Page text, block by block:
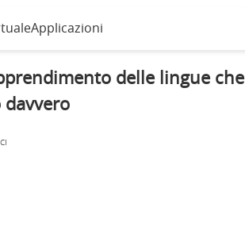
Applicazioni
delle lingue che